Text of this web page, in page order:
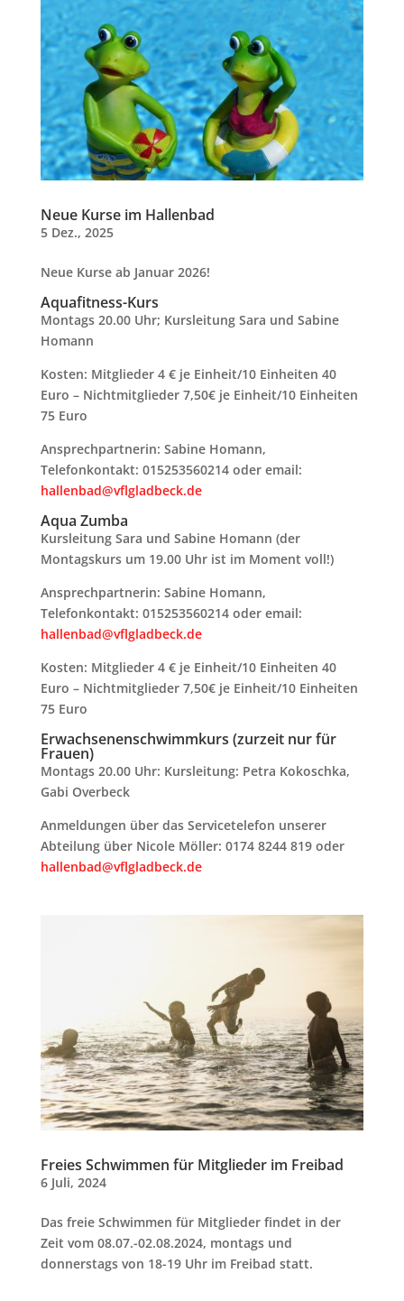
Neue Kurse im Hallenbad
5 Dez., 2025
Neue Kurse ab Januar 2026!
Aquafitness-Kurs
Montags 20.00 Uhr; Kursleitung Sara und Sabine
Homann
Kosten: Mitglieder 4 € je Einheit/10 Einheiten 40
Euro – Nichtmitglieder 7,50€ je Einheit/10 Einheiten
75 Euro
Ansprechpartnerin: Sabine Homann,
Telefonkontakt: 015253560214 oder email:
hallenbad@vflgladbeck.de
Aqua Zumba
Kursleitung Sara und Sabine Homann (der
Montagskurs um 19.00 Uhr ist im Moment voll!)
Ansprechpartnerin: Sabine Homann,
Telefonkontakt: 015253560214 oder email:
hallenbad@vflgladbeck.de
Kosten: Mitglieder 4 € je Einheit/10 Einheiten 40
Euro – Nichtmitglieder 7,50€ je Einheit/10 Einheiten
75 Euro
Erwachsenenschwimmkurs (zurzeit nur für
Frauen)
Montags 20.00 Uhr: Kursleitung: Petra Kokoschka,
Gabi Overbeck
Anmeldungen über das Servicetelefon unserer
Abteilung über Nicole Möller: 0174 8244 819 oder
hallenbad@vflgladbeck.de
Freies Schwimmen für Mitglieder im Freibad
6 Juli, 2024
Das freie Schwimmen für Mitglieder findet in der
Zeit vom 08.07.-02.08.2024, montags und
donnerstags von 18-19 Uhr im Freibad statt.